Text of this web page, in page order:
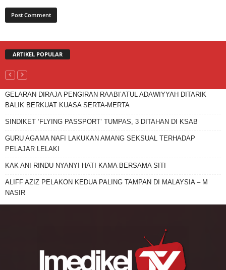
ARTIKEL POPULAR
GELARAN DIRAJA PENGIRAN RAABI’ATUL ADAWIYYAH DITARIK
BALIK BERKUAT KUASA SERTA-MERTA
SINDIKET ‘FLYING PASSPORT’ TUMPAS, 3 DITAHAN DI KSAB
GURU AGAMA NAFI LAKUKAN AMANG SEKSUAL TERHADAP
PELAJAR LELAKI
KAK ANI RINDU NYANYI HATI KAMA BERSAMA SITI
ALIFF AZIZ PELAKON KEDUA PALING TAMPAN DI MALAYSIA – M
NASIR